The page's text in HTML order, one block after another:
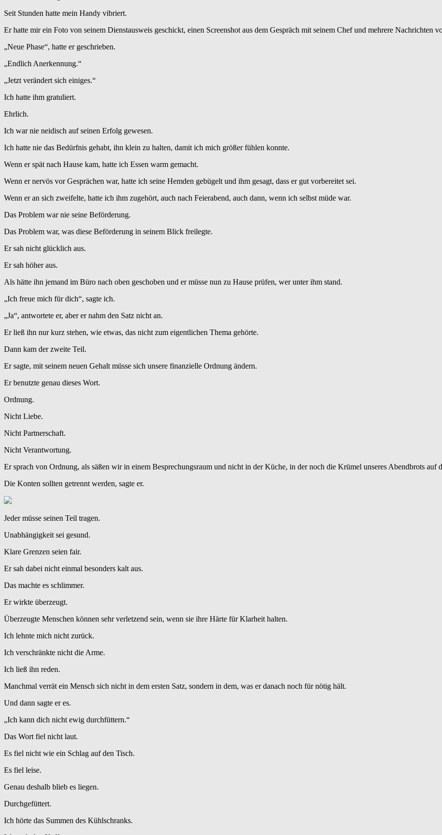
Seit Stunden hatte mein Handy vibriert.
Er hatte mir ein Foto von seinem Dienstausweis geschickt, einen Screenshot aus dem Gespräch mit seinem Chef und mehrere Nachrichten
„Neue Phase“, hatte er geschrieben.
„Endlich Anerkennung.“
„Jetzt verändert sich einiges.“
Ich hatte ihm gratuliert.
Ehrlich.
Ich war nie neidisch auf seinen Erfolg gewesen.
Ich hatte nie das Bedürfnis gehabt, ihn klein zu halten, damit ich mich größer fühlen konnte.
Wenn er spät nach Hause kam, hatte ich Essen warm gemacht.
Wenn er nervös vor Gesprächen war, hatte ich seine Hemden gebügelt und ihm gesagt, dass er gut vorbereitet sei.
Wenn er an sich zweifelte, hatte ich ihm zugehört, auch nach Feierabend, auch dann, wenn ich selbst müde war.
Das Problem war nie seine Beförderung.
Das Problem war, was diese Beförderung in seinem Blick freilegte.
Er sah nicht glücklich aus.
Er sah höher aus.
Als hätte ihn jemand im Büro nach oben geschoben und er müsse nun zu Hause prüfen, wer unter ihm stand.
„Ich freue mich für dich“, sagte ich.
„Ja“, antwortete er, aber er nahm den Satz nicht an.
Er ließ ihn nur kurz stehen, wie etwas, das nicht zum eigentlichen Thema gehörte.
Dann kam der zweite Teil.
Er sagte, mit seinem neuen Gehalt müsse sich unsere finanzielle Ordnung ändern.
Er benutzte genau dieses Wort.
Ordnung.
Nicht Liebe.
Nicht Partnerschaft.
Nicht Verantwortung.
Er sprach von Ordnung, als säßen wir in einem Besprechungsraum und nicht in der Küche, in der noch die Krümel unseres Abendbrots auf
Die Konten sollten getrennt werden, sagte er.
Jeder müsse seinen Teil tragen.
Unabhängigkeit sei gesund.
Klare Grenzen seien fair.
Er sah dabei nicht einmal besonders kalt aus.
Das machte es schlimmer.
Er wirkte überzeugt.
Überzeugte Menschen können sehr verletzend sein, wenn sie ihre Härte für Klarheit halten.
Ich lehnte mich nicht zurück.
Ich verschränkte nicht die Arme.
Ich ließ ihn reden.
Manchmal verrät ein Mensch sich nicht in dem ersten Satz, sondern in dem, was er danach noch für nötig hält.
Und dann sagte er es.
„Ich kann dich nicht ewig durchfüttern.“
Das Wort fiel nicht laut.
Es fiel nicht wie ein Schlag auf den Tisch.
Es fiel leise.
Genau deshalb blieb es liegen.
Durchgefüttert.
Ich hörte das Summen des Kühlschranks.